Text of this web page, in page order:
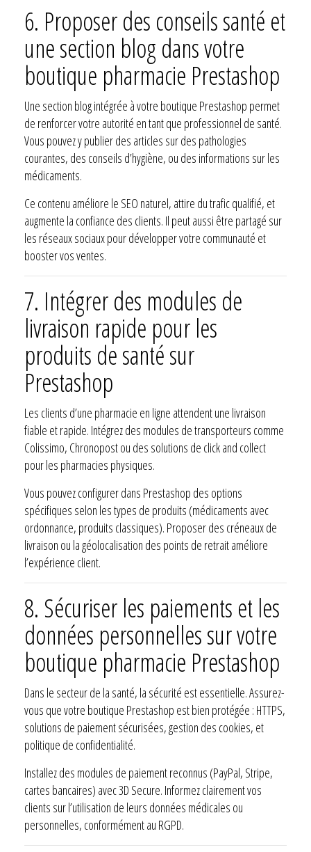
6. Proposer des conseils santé et
une section blog dans votre
boutique pharmacie Prestashop
Une section blog intégrée à votre boutique Prestashop permet
de renforcer votre autorité en tant que professionnel de santé.
Vous pouvez y publier des articles sur des pathologies
courantes, des conseils d’hygiène, ou des informations sur les
médicaments.
Ce contenu améliore le SEO naturel, attire du trafic qualifié, et
augmente la confiance des clients. Il peut aussi être partagé sur
les réseaux sociaux pour développer votre communauté et
booster vos ventes.
7. Intégrer des modules de
livraison rapide pour les
produits de santé sur
Prestashop
Les clients d’une pharmacie en ligne attendent une livraison
fiable et rapide. Intégrez des modules de transporteurs comme
Colissimo, Chronopost ou des solutions de click and collect
pour les pharmacies physiques.
Vous pouvez configurer dans Prestashop des options
spécifiques selon les types de produits (médicaments avec
ordonnance, produits classiques). Proposer des créneaux de
livraison ou la géolocalisation des points de retrait améliore
l’expérience client.
8. Sécuriser les paiements et les
données personnelles sur votre
boutique pharmacie Prestashop
Dans le secteur de la santé, la sécurité est essentielle. Assurez-
vous que votre boutique Prestashop est bien protégée : HTTPS,
solutions de paiement sécurisées, gestion des cookies, et
politique de confidentialité.
Installez des modules de paiement reconnus (PayPal, Stripe,
cartes bancaires) avec 3D Secure. Informez clairement vos
clients sur l’utilisation de leurs données médicales ou
personnelles, conformément au RGPD.